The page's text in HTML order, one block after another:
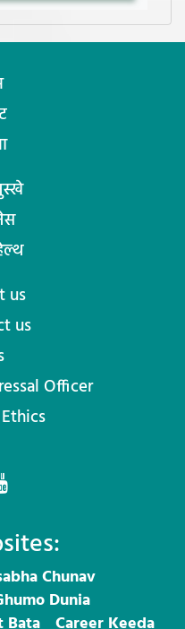
us
us
Officer
Chunav
Dunia
Bata Career Keeda